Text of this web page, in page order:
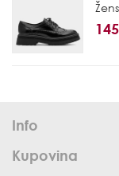
Info
Kupovina